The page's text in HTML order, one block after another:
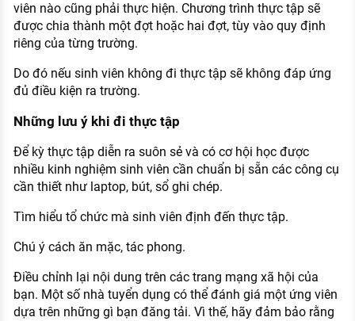
XÂY DỰNG VÀ PHÁT TRIỂN ĐỘI NGŨ
NHÂN SỰ
viên nào cũng phải thực hiện. Chương trình thực tập sẽ
được chia thành một đợt hoặc hai đợt, tùy vào quy định
riêng của từng trường.
Do đó nếu sinh viên không đi thực tập sẽ không đáp ứng
đủ điều kiện ra trường.
Những lưu ý khi đi thực tập
Để kỳ thực tập diễn ra suôn sẻ và có cơ hội học được
nhiều kinh nghiệm sinh viên cần chuẩn bị sẵn các công cụ
cần thiết như laptop, bút, sổ ghi chép.
Tìm hiểu tổ chức mà sinh viên định đến thực tập.
Chú ý cách ăn mặc, tác phong.
Điều chỉnh lại nội dung trên các trang mạng xã hội của
bạn. Một số nhà tuyển dụng có thể đánh giá một ứng viên
dựa trên những gì bạn đăng tải. Vì thế, hãy đảm bảo rằng